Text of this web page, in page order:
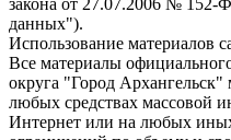
закона от 27.07.2006 № 152-
данных").
Использование материалов
Все материалы
округа "Город Архангельск"
любых средствах массовой
Интернет или на любых